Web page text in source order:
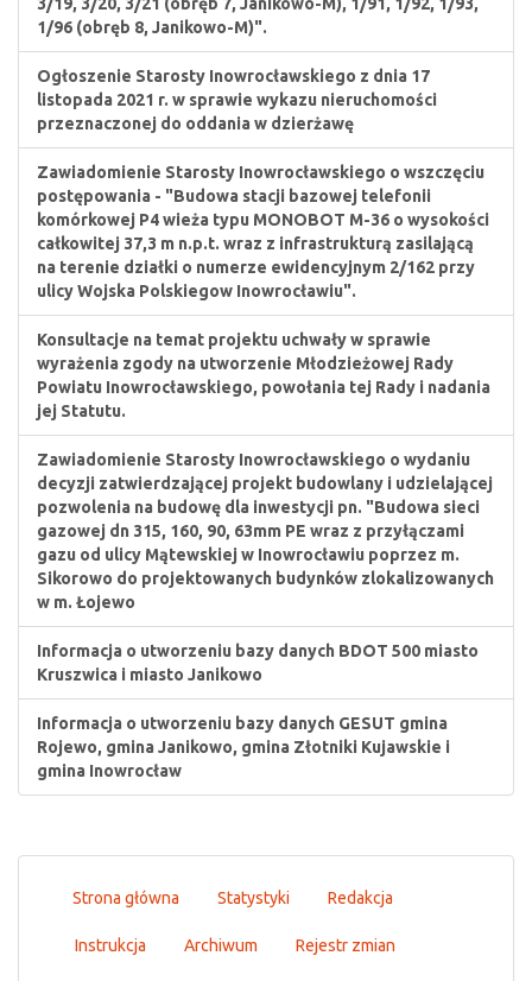
1/96 (obręb 8, Janikowo-M)".
Ogłoszenie Starosty Inowrocławskiego z dnia 17
listopada 2021 r. w sprawie wykazu nieruchomości
przeznaczonej do oddania w dzierżawę
Zawiadomienie Starosty Inowrocławskiego o wszczęciu
postępowania - "Budowa stacji bazowej telefonii
komórkowej P4 wieża typu MONOBOT M-36 o wysokości
całkowitej 37,3 m n.p.t. wraz z infrastrukturą zasilającą
na terenie działki o numerze ewidencyjnym 2/162 przy
ulicy Wojska Polskiegow Inowrocławiu".
Konsultacje na temat projektu uchwały w sprawie
wyrażenia zgody na utworzenie Młodzieżowej Rady
Powiatu Inowrocławskiego, powołania tej Rady i nadania
jej Statutu.
Zawiadomienie Starosty Inowrocławskiego o wydaniu
decyzji zatwierdzającej projekt budowlany i udzielającej
pozwolenia na budowę dla inwestycji pn. "Budowa sieci
gazowej dn 315, 160, 90, 63mm PE wraz z przyłączami
gazu od ulicy Mątewskiej w Inowrocławiu poprzez m.
Sikorowo do projektowanych budynków zlokalizowanych
w m. Łojewo
Informacja o utworzeniu bazy danych BDOT 500 miasto
Kruszwica i miasto Janikowo
Informacja o utworzeniu bazy danych GESUT gmina
Rojewo, gmina Janikowo, gmina Złotniki Kujawskie i
gmina Inowrocław
Strona główna Statystyki Redakcja
Instrukcja Archiwum Rejestr zmian